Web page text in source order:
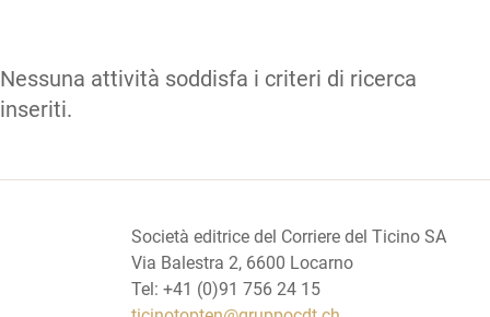
Nessuna attività soddisfa i criteri di ricerca
inseriti.
Società editrice del Corriere del Ticino SA
Via Balestra 2, 6600 Locarno
Tel: +41 (0)91 756 24 15